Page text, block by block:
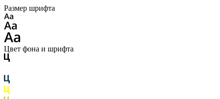
Размер шрифта
Цвет фона и шрифта